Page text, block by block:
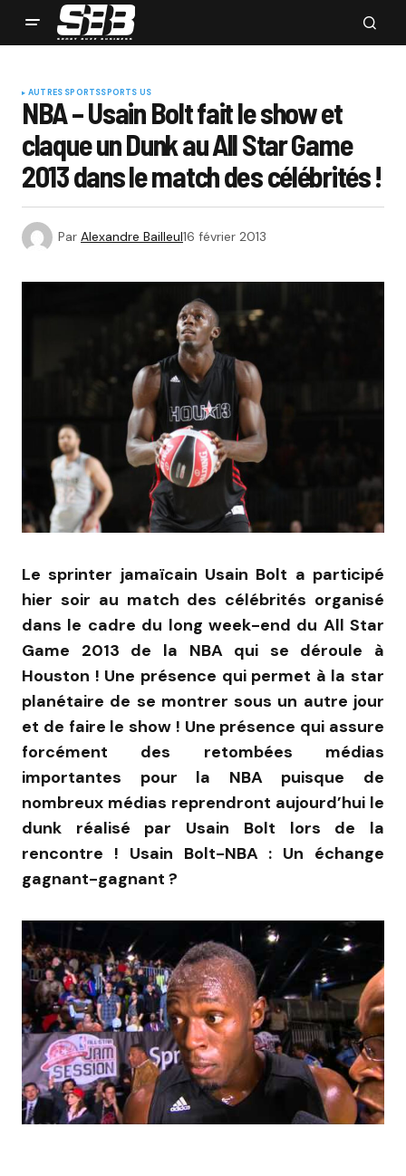
AUTRES SPORTSSPORTS US
NBA – Usain Bolt fait le show et
claque un Dunk au All Star Game
2013 dans le match des célébrités !
Par Alexandre Bailleul16 février 2013
Le sprinter jamaïcain Usain Bolt a participé
hier soir au match des célébrités organisé
dans le cadre du long week-end du All Star
Game 2013 de la NBA qui se déroule à
Houston ! Une présence qui permet à la star
planétaire de se montrer sous un autre jour
et de faire le show ! Une présence qui assure
forcément des retombées médias
importantes pour la NBA puisque de
nombreux médias reprendront aujourd’hui le
dunk réalisé par Usain Bolt lors de la
rencontre ! Usain Bolt-NBA : Un échange
gagnant-gagnant ?